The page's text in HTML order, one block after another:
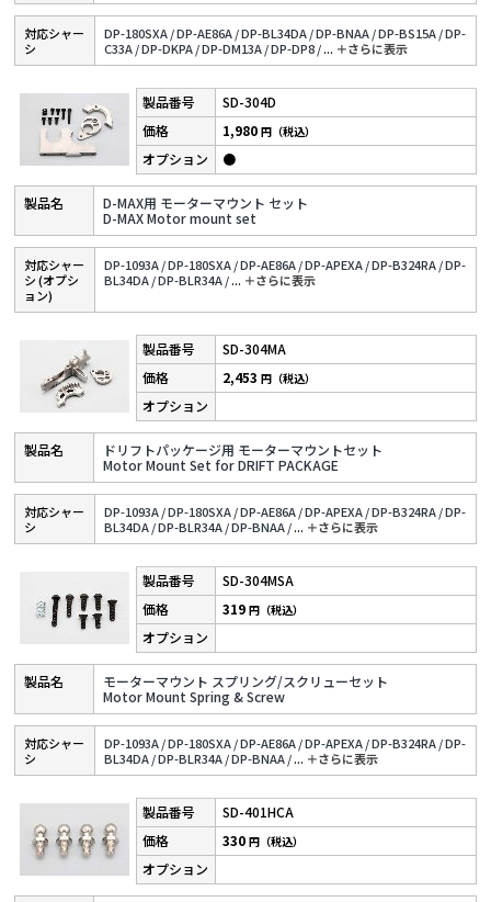
対応シャー
シ
DP-180SXA /DP-AE86A /DP-BL34DA /DP-BNAA /DP-BS15A /DP-
C33A /DP-DKPA /DP-DM13A /DP-DP8 /... ＋さらに表⽰
SD-304D
D-MAX用 モーターマウント セット
D-MAX Motor mount set
1,980円（税込）
●
対応シャー
シ (オプシ
ョン)
DP-1093A /DP-180SXA /DP-AE86A /DP-APEXA /DP-B324RA /DP-
BL34DA /DP-BLR34A /... ＋さらに表⽰
SD-304MA
ドリフトパッケージ用 モーターマウントセット
Motor Mount Set for DRIFT PACKAGE
2,453円（税込）
対応シャー
シ
DP-1093A /DP-180SXA /DP-AE86A /DP-APEXA /DP-B324RA /DP-
BL34DA /DP-BLR34A /DP-BNAA /... ＋さらに表⽰
SD-304MSA
モーターマウント スプリング/スクリューセット
Motor Mount Spring & Screw
319円（税込）
対応シャー
シ
DP-1093A /DP-180SXA /DP-AE86A /DP-APEXA /DP-B324RA /DP-
BL34DA /DP-BLR34A /DP-BNAA /... ＋さらに表⽰
SD-401HCA
330円（税込）